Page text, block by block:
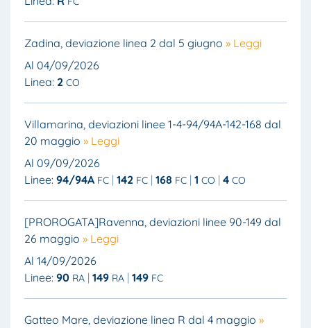
Zadina, deviazione linea 2 dal 5 giugno » Leggi
Al 04/09/2026
Linea: 2 CO
Villamarina, deviazioni linee 1-4-94/94A-142-168 dal
20 maggio » Leggi
Al 09/09/2026
Linee: 94/94A FC 142 FC 168 FC 1 CO 4 CO
[PROROGATA]Ravenna, deviazioni linee 90-149 dal
26 maggio » Leggi
Al 14/09/2026
Linee: 90 RA 149 RA 149 FC
Gatteo Mare, deviazione linea R dal 4 maggio »